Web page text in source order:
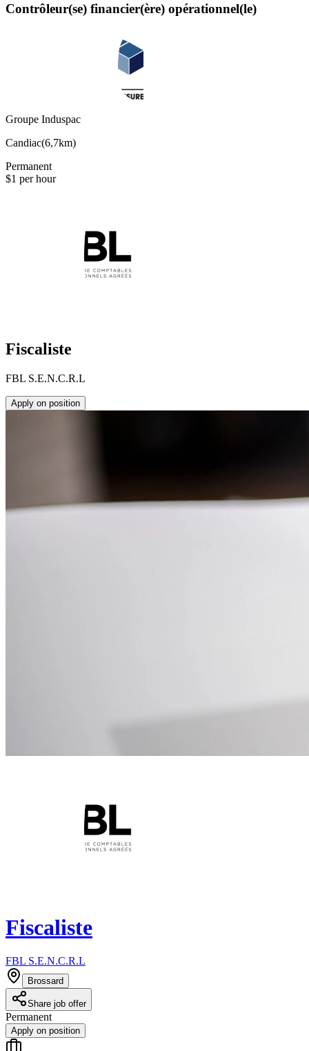
Contrôleur(se) financier(ère) opérationnel(le)
Groupe Induspac
Candiac(6,7km)
Permanent
$1 per hour
Fiscaliste
FBL S.E.N.C.R.L
Apply on position
Fiscaliste
FBL S.E.N.C.R.L
Brossard
Share job offer
Permanent
Apply on position